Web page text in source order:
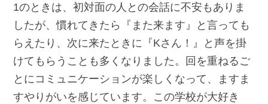
1のときは、初対面の人との会話に不安もありま
したが、慣れてきたら『また来ます』と言っても
らえたり、次に来たときに『Kさん！』と声を掛
けてもらうことも多くなりました。回を重ねるご
とにコミュニケーションが楽しくなって、ますま
すやりがいを感じています。この学校が大好き